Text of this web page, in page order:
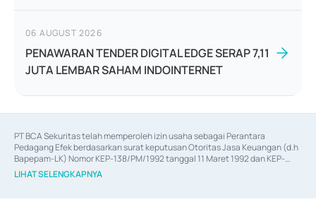
06 AUGUST 2026
PENAWARAN TENDER DIGITAL EDGE SERAP 7,11
JUTA LEMBAR SAHAM INDOINTERNET
PT BCA Sekuritas telah memperoleh izin usaha sebagai Perantara
Pedagang Efek berdasarkan surat keputusan Otoritas Jasa Keuangan (d.h
Bapepam-LK) Nomor KEP-138/PM/1992 tanggal 11 Maret 1992 dan KEP-
06/D.04/2014 tanggal 28 Februari 2014, izin usaha sebagai Penjamin Emisi
Efek berdasarkan surat keputusan Otoritas Jasa Keuangan Nomor KEP-
LIHAT SELENGKAPNYA